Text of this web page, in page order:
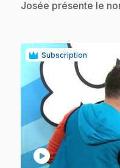
Josée présente le
Subscription
play_circle